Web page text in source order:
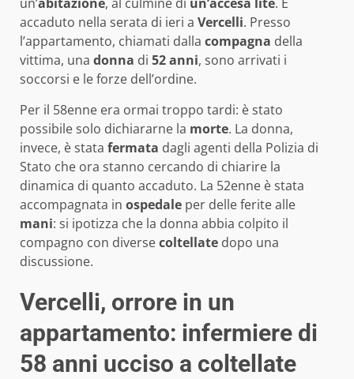
un’abitazione, al culmine di un’accesa lite. È
accaduto nella serata di ieri a Vercelli. Presso
l’appartamento, chiamati dalla compagna della
vittima, una donna di 52anni, sono arrivati i
soccorsi e le forze dell’ordine.
Per il 58enne era ormai troppo tardi: è stato
possibile solo dichiararne la morte. La donna,
invece, è stata fermata dagli agenti della Polizia di
Stato che ora stanno cercando di chiarire la
dinamica di quanto accaduto. La 52enne è stata
accompagnata in ospedale per delle ferite alle
mani: si ipotizza che la donna abbia colpito il
compagno con diversecoltellate dopo una
discussione.
Vercelli, orrore in un
appartamento: infermiere di
58 anni ucciso a coltellate